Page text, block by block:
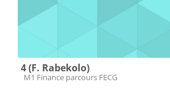
4 (F. Rabekolo)
Catégorie de cours
M1 Finance parcours FECG